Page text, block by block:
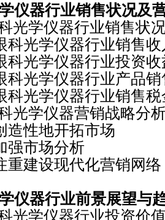
仪器行业销售状况及
学仪器行业销售状
仪器行业销售收
仪器行业投资收
仪器行业产品销
仪器行业销售税
学仪器营销战略分
地开拓市场
场分析
设现代化营销网络
仪器行业前景展望与
学仪器行业投资价